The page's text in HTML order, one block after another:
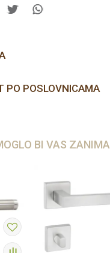
PO POSLOVNICAMA
BI VAS